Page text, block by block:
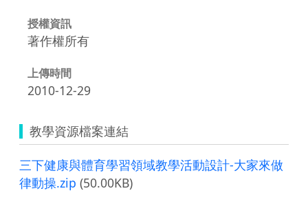
授權資訊
著作權所有
上傳時間
2010-12-29
教學資源檔案連結
三下健康與體育學習領域教學活動設計-大家來做
律動操.zip (50.00KB)